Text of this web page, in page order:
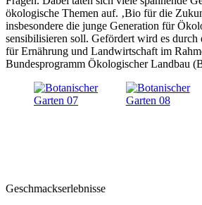
ökologische Themen auf. ‚Bio für die
insbesondere die junge Generation für
sensibilisieren soll. Gefördert wird es durch
für Ernährung und Landwirtschaft im
Bundesprogramm Ökologischer Landbau
Geschmackserlebnisse